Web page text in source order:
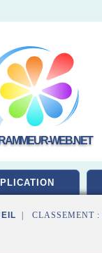
WEB.NET
| CLASSEMENT :